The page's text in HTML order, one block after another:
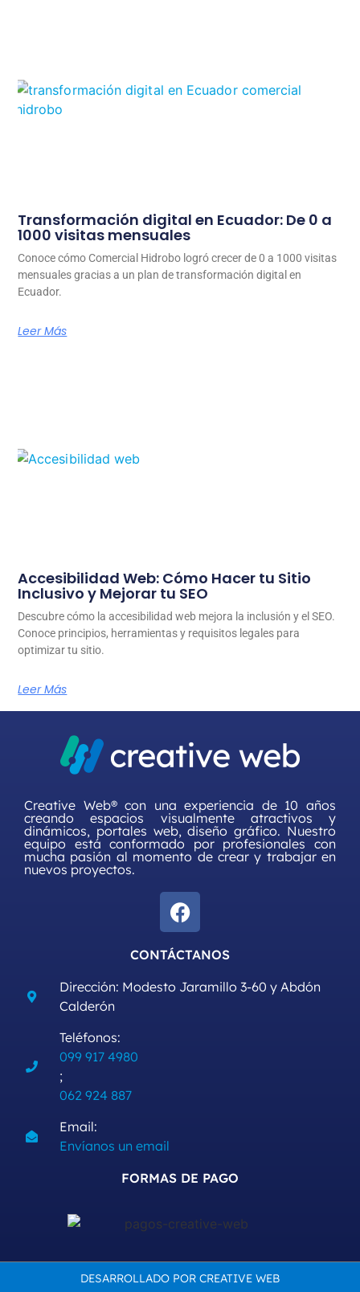
Transformación digital en Ecuador: De 0 a
1000 visitas mensuales
Conoce cómo Comercial Hidrobo logró crecer de 0 a 1000 visitas
mensuales gracias a un plan de transformación digital en
Ecuador.
Leer Más
Accesibilidad Web: Cómo Hacer tu Sitio
Inclusivo y Mejorar tu SEO
Descubre cómo la accesibilidad web mejora la inclusión y el SEO.
Conoce principios, herramientas y requisitos legales para
optimizar tu sitio.
Leer Más
Creative Web® con una experiencia de 10 años
creando espacios visualmente atractivos y
dinámicos, portales web, diseño gráfico. Nuestro
equipo está conformado por profesionales con
mucha pasión al momento de crear y trabajar en
nuevos proyectos.
CONTÁCTANOS
Dirección: Modesto Jaramillo 3-60 y Abdón
Calderón
Teléfonos:
099 917 4980
;
062 924 887
Email:
Envíanos un email
FORMAS DE PAGO
DESARROLLADO POR CREATIVE WEB